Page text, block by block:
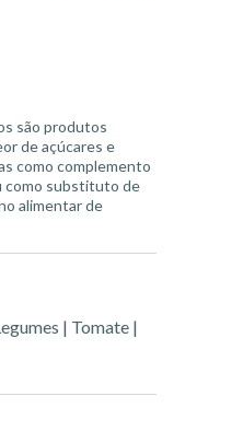
são produtos
de açúcares e
como complemento
como substituto de
alimentar de
| Tomate |